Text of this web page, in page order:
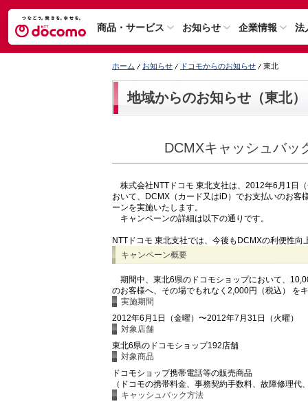
商品・サービス お知らせ 企業情報 法
ホーム お知らせ ドコモからのお知らせ 東北
地域からのお知らせ（東北）
DCMXキャッシュバッ
株式会社NTTドコモ 東北支社は、2012年6月1日
おいて、DCMX（カード又はiD）でお支払いのお客
ーンを実施いたします。
キャンペーンの詳細は以下の通りです。
NTTドコモ 東北支社では、今後もDCMXの利便性向
キャンペーン概要
期間中、東北6県のドコモショップにおいて、
のお客様へ、その場でもれなく2,000円（税込） を
実施期間
2012年6月1日（金曜）〜2012年7月31日（火曜）
対象店舗
東北6県のドコモショップ192店舗
対象商品
ドコモショップ携帯電話等の販売商品
（ドコモの携帯料金、事務契約手数料、故障修理代
キャッシュバック方法